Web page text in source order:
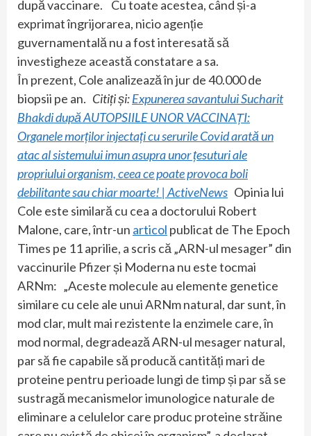
după vaccinare. Cu toate acestea, când și-a
exprimat îngrijorarea, nicio agenție
guvernamentală nu a fost interesată să
investigheze această constatare a sa.
În prezent, Cole analizează în jur de 40.000 de
biopsii pe an. Citiți și:Expunerea savantului Sucharit
Bhakdi după AUTOPSIILE UNOR VACCINAȚI:
Organele morților injectați cu serurile Covid arată un
atac al sistemului imun asupra unor țesuturi ale
propriului organism, ceea ce poate provoca boli
debilitante sau chiar moarte! | ActiveNews Opinia lui
Cole este similară cu cea a doctorului Robert
Malone, care, într-un articol publicat de The Epoch
Times pe 11 aprilie, a scris că „ARN-ul mesager” din
vaccinurile Pfizer și Moderna nu este tocmai
ARNm: „Aceste molecule au elemente genetice
similare cu cele ale unui ARNm natural, dar sunt, în
mod clar, mult mai rezistente la enzimele care, în
mod normal, degradează ARN-ul mesager natural,
par să fie capabile să producă cantități mari de
proteine pentru perioade lungi de timp și par să se
sustragă mecanismelor imunologice naturale de
eliminare a celulelor care produc proteine străine